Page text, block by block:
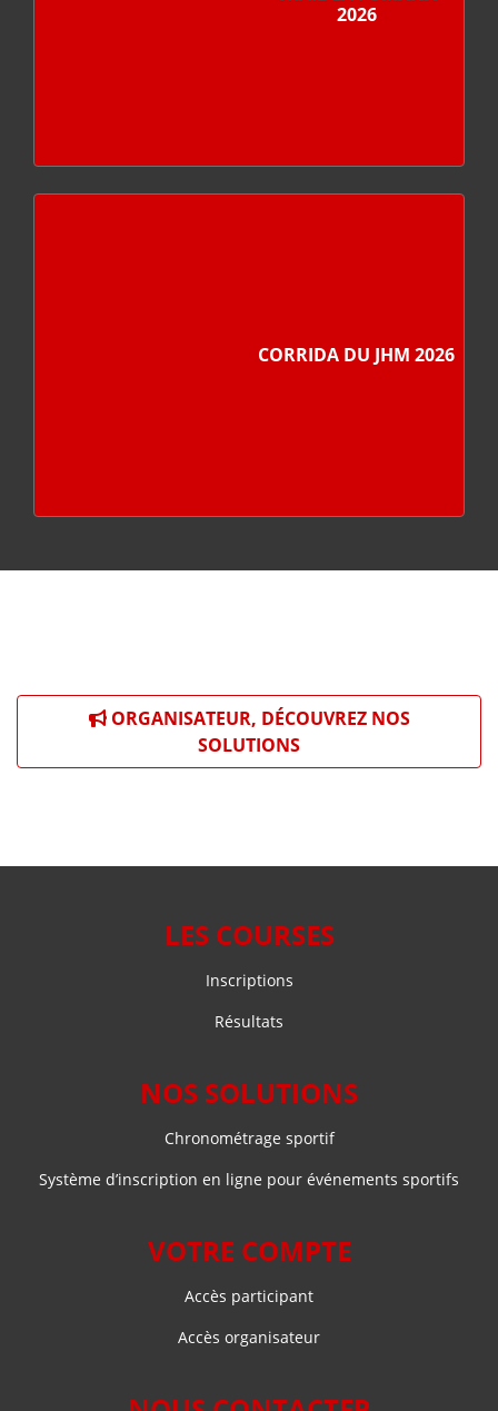
2026
CORRIDA DU JHM 2026
ORGANISATEUR, DÉCOUVREZ NOS
SOLUTIONS
LES COURSES
Inscriptions
Résultats
NOS SOLUTIONS
Chronométrage sportif
Système d’inscription en ligne pour événements sportifs
VOTRE COMPTE
Accès participant
Accès organisateur